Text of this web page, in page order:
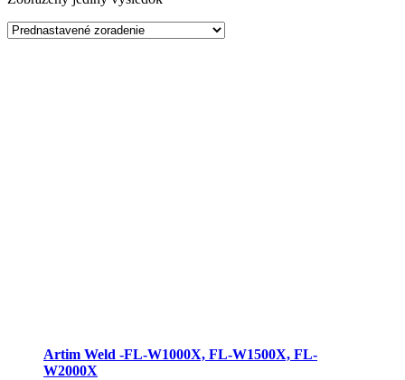
Artim Weld -FL-W1000X, FL-W1500X, FL-
W2000X